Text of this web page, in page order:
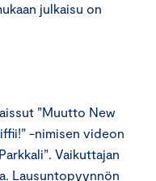
julkaisu on
”Muutto New
-nimisen videon
Vaikuttajan
Lausuntopyynnön